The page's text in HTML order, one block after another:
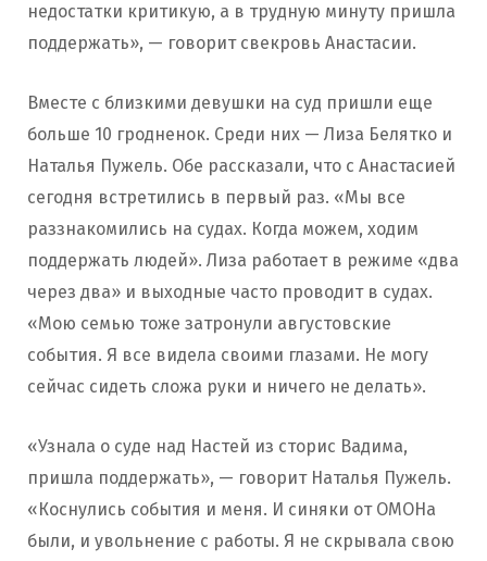
недостатки критикую, а в трудную минуту пришла
поддержать», — говорит свекровь Анастасии.
Вместе с близкими девушки на суд пришли еще
больше 10 гродненок. Среди них — Лиза Белятко и
Наталья Пужель. Обе рассказали, что с Анастасией
сегодня встретились в первый раз. «Мы все
раззнакомились на судах. Когда можем, ходим
поддержать людей». Лиза работает в режиме «два
через два» и выходные часто проводит в судах.
«Мою семью тоже затронули августовские
события. Я все видела своими глазами. Не могу
сейчас сидеть сложа руки и ничего не делать».
«Узнала о суде над Настей из сторис Вадима,
пришла поддержать», — говорит Наталья Пужель.
«Коснулись события и меня. И синяки от ОМОНа
были, и увольнение с работы. Я не скрывала свою